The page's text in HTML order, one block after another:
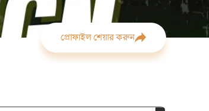
প্রোফাইল শেয়ার করুন